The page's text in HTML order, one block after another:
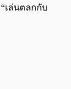
เล่นตลกกับ